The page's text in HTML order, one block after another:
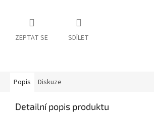
ZEPTAT SE SDÍLET
Popis Diskuze
Detailní popis produktu